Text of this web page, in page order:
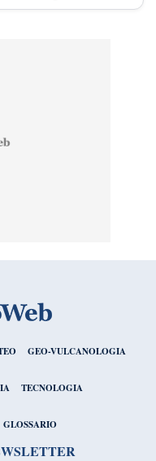
GEO-VULCANOLOGIA
TECNOLOGIA
GLOSSARIO